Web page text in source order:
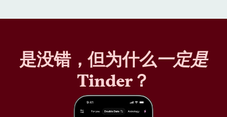
是没错，但为什么一定是
Tinder？